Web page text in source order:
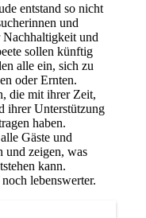
entstand so nicht
und
Nachhaltigkeit und
sollen künftig
alle ein, sich zu
oder Ernten.
die mit ihrer Zeit,
ihrer Unterstützung
haben.
Gäste und
zeigen, was
kann.
lebenswerter.